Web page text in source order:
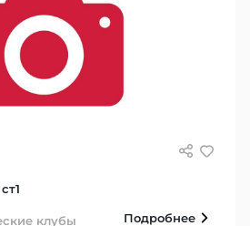
клубы
Подробнее